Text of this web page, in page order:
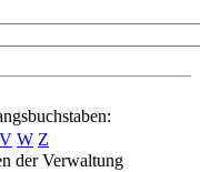
V W Z
der Verwaltung